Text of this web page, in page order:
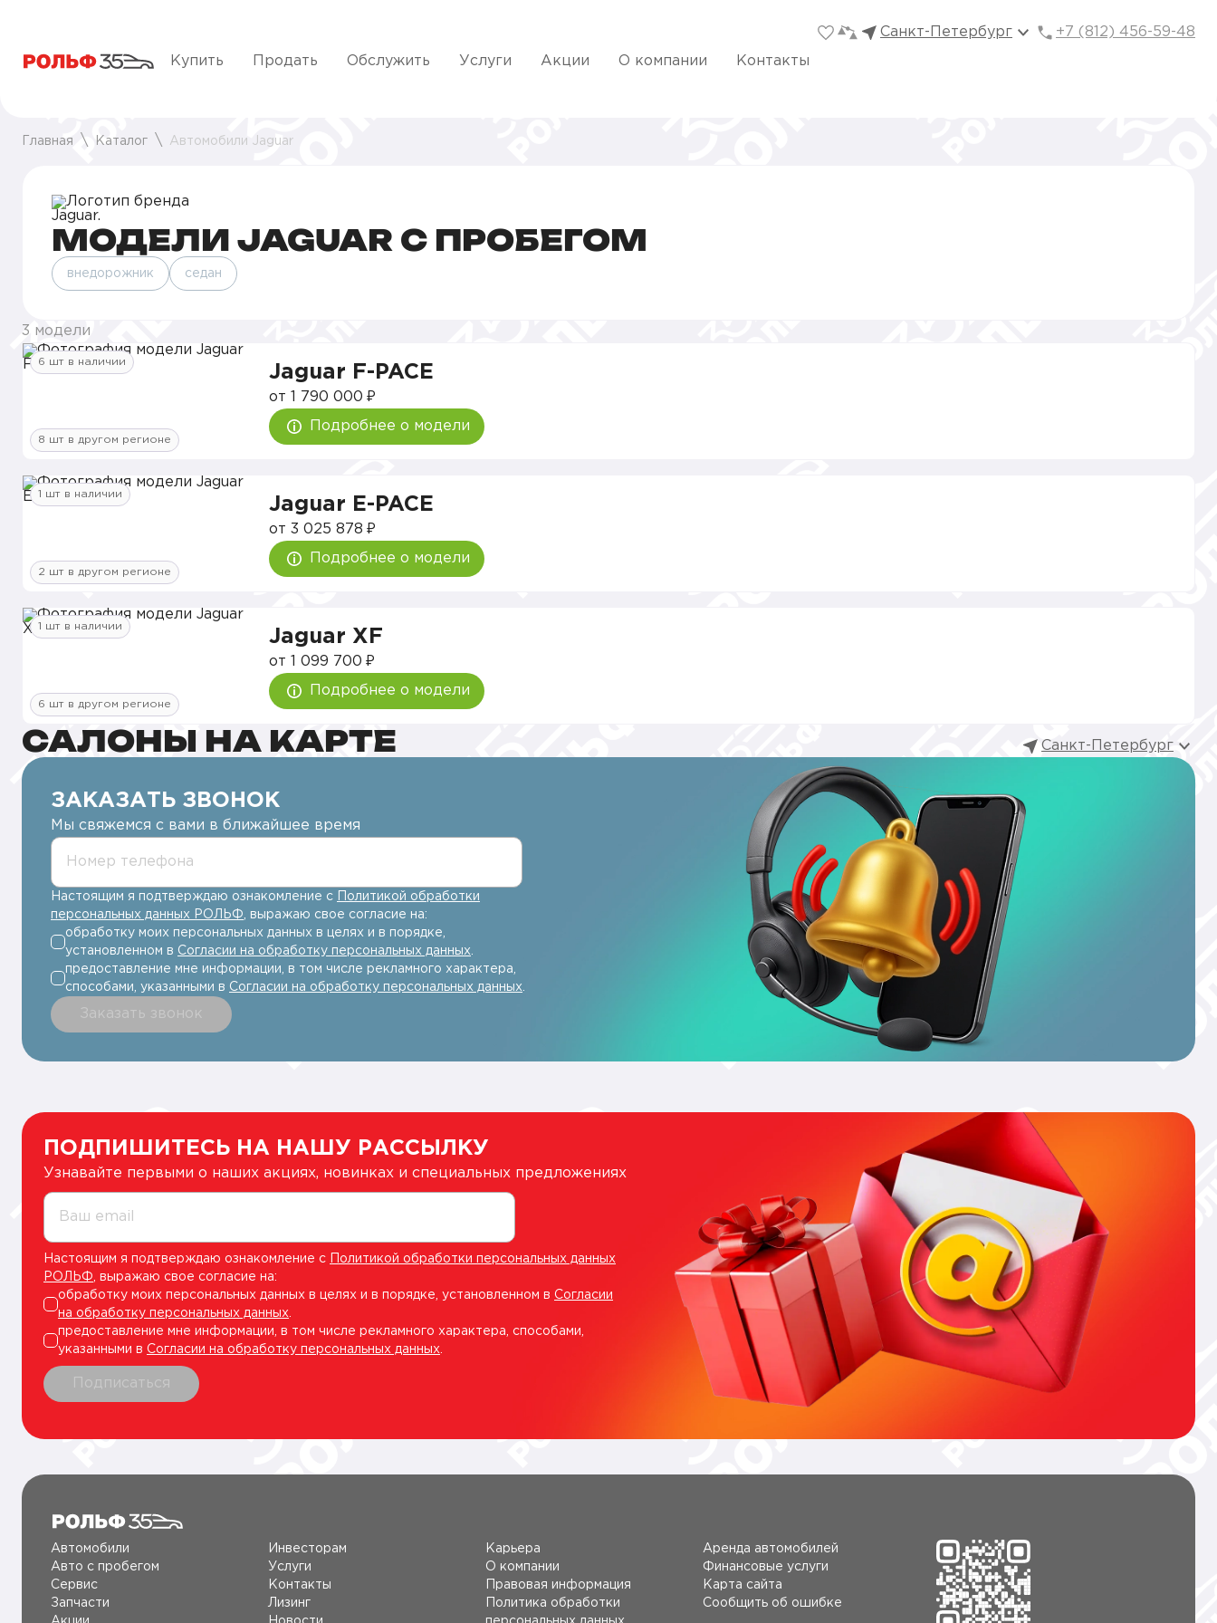
Санкт-Петербург +7 (812) 456-59-48
Купить Продать Обслужить Услуги Акции О компании Контакты
Главная Каталог Автомобили Jaguar
МОДЕЛИ JAGUAR С ПРОБЕГОМ
внедорожник седан
3 модели
6 шт в наличии
8 шт в другом регионе
Jaguar F-PACE
от 1 790 000 ₽
Подробнее о модели
1 шт в наличии
2 шт в другом регионе
Jaguar E-PACE
от 3 025 878 ₽
Подробнее о модели
1 шт в наличии
6 шт в другом регионе
Jaguar XF
от 1 099 700 ₽
Подробнее о модели
САЛОНЫ НА КАРТЕ Санкт-Петербург
ЗАКАЗАТЬ ЗВОНОК
Мы свяжемся с вами в ближайшее время
Номер телефона
Настоящим я подтверждаю ознакомление с
Политикой обработки
персональных данных РОЛЬФ, выражаю свое согласие на:
обработку моих персональных данных в целях и в порядке,
установленном в Согласии на обработку персональных данных.
предоставление мне информации, в том числе рекламного характера,
способами, указанными в Согласии на обработку персональных данных.
Заказать звонок
ПОДПИШИТЕСЬ НА НАШУ РАССЫЛКУ
Узнавайте первыми о наших акциях, новинках и специальных предложениях
Ваш email
Настоящим я подтверждаю ознакомление с
Политикой обработки персональных данных
РОЛЬФ, выражаю свое согласие на:
обработку моих персональных данных в целях и в порядке, установленном в Согласии
на обработку персональных данных.
предоставление мне информации, в том числе рекламного характера, способами,
указанными в Согласии на обработку персональных данных.
Подписаться
Автомобили
Авто c пробегом
Сервис
Запчасти
Инвесторам
Услуги
Контакты
Лизинг
Карьера
О компании
Правовая информация
Политика обработки
Аренда автомобилей
Финансовые услуги
Карта сайта
Сообщить об ошибке